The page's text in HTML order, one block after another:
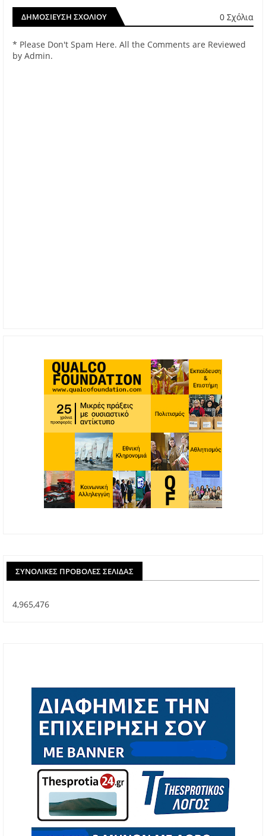
ΔΗΜΟΣΊΕΥΣΗ ΣΧΟΛΊΟΥ 0 Σχόλια
* Please Don't Spam Here. All the Comments are Reviewed
by Admin.
ΣΥΝΟΛΙΚΈΣ ΠΡΟΒΟΛΈΣ ΣΕΛΊΔΑΣ
4,965,476